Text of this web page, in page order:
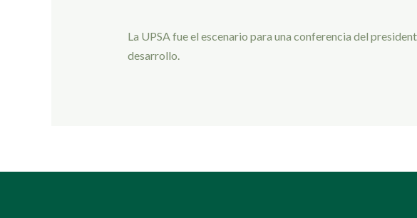
La UPSA fue el escenario para una conferencia del
desarrollo.